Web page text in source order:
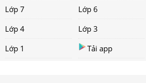
Lớp 7
Lớp 6
Lớp 4
Lớp 3
Lớp 1
Tải app